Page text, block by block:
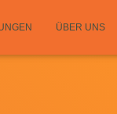
ÜBER UNS